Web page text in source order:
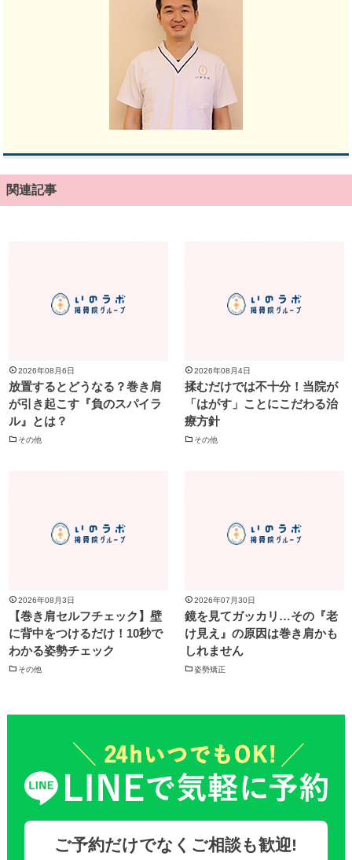
関連記事
2026年08月6日
放置するとどうなる？巻き肩
が引き起こす『負のスパイラ
ル』とは？
その他
2026年08月4日
揉むだけでは不十分！当院が
「はがす」ことにこだわる治
療方針
その他
2026年08月3日
【巻き肩セルフチェック】壁
に背中をつけるだけ！10秒で
わかる姿勢チェック
その他
2026年07月30日
鏡を見てガッカリ…その『老
け見え』の原因は巻き肩かも
しれません
姿勢矯正
ご予約だけでなくご相談も歓迎!